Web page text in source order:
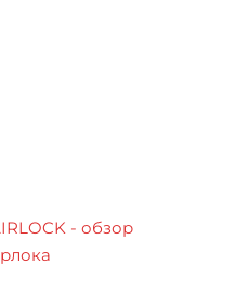
- обзор